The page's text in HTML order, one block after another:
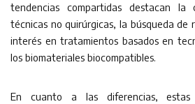
tendencias compartidas destacan la
técnicas no quirúrgicas, la búsqueda de
interés en tratamientos basados en
los biomateriales biocompatibles.
En cuanto a las diferencias,